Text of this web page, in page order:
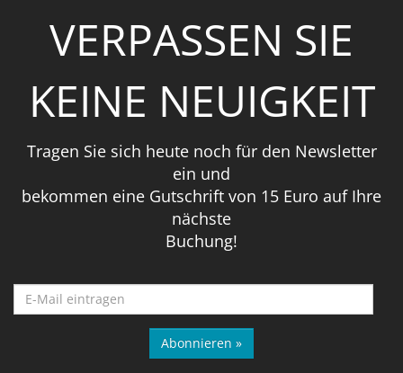
VERPASSEN SIE
KEINE NEUIGKEIT
Tragen Sie sich heute noch für den Newsletter
ein und
bekommen eine Gutschrift von 15 Euro auf Ihre
nächste
Buchung!
Abonnieren »